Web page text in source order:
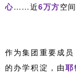
心……近6万方空
作为集团重要成
的办学积淀，由耶